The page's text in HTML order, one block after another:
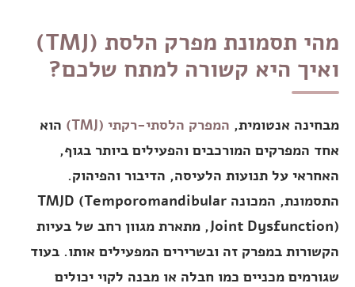
מהי תסמונת מפרק הלסת (TMJ)
ואיך היא קשורה למתח שלכם?
מבחינה אנטומית, המפרק הלסתי-רקתי (TMJ)
הוא
אחד המפרקים המורכבים והפעילים ביותר בגוף,
האחראי על תנועות הלעיסה, הדיבור והפיהוק.
התסמונת, המכונה TMJD (Temporomandibular
Joint Dysfunction), מתארת מגוון רחב של בעיות
הקשורות במפרק זה ובשרירים המפעילים אותו. בעוד
שגורמים מכניים כמו חבלה או מבנה לקוי יכולים